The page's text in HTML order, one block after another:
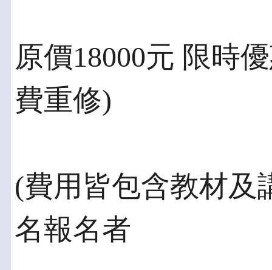
原價18000元 限時
費重修)
(費用皆包含教材及
名報名者